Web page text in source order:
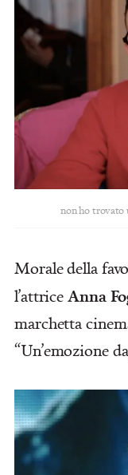
non ho trovato
Morale della
l’attriceAnna
marchetta
“Un’emozione